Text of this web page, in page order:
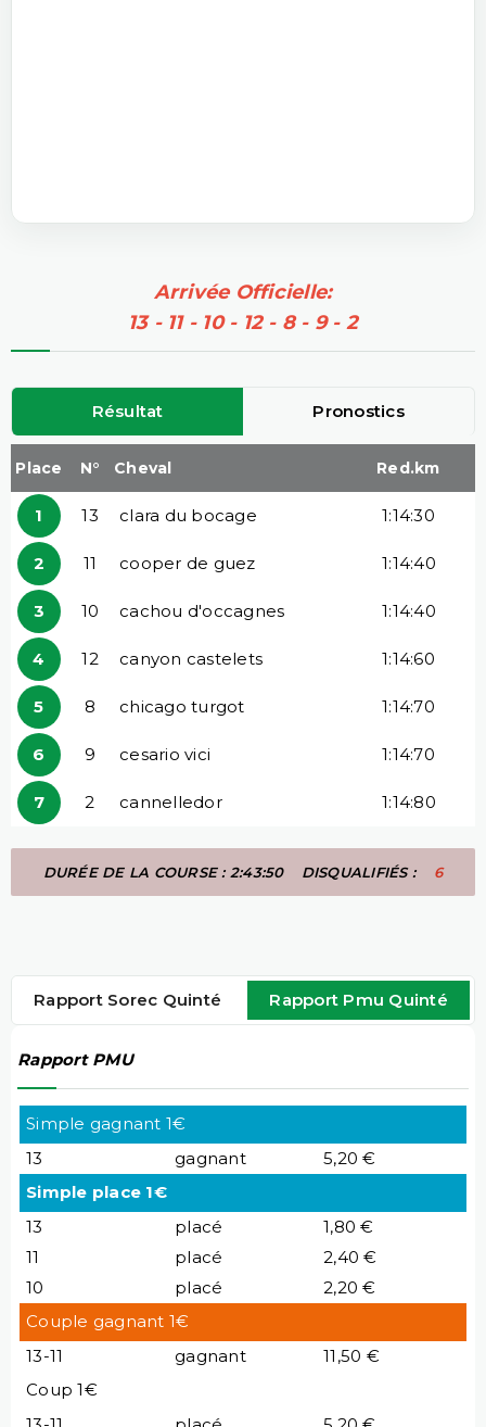
Arrivée Officielle:
13 - 11 - 10 - 12 - 8 - 9 - 2
Résultat Pronostics
Place N° Cheval Red.km
1 13 clara du bocage 1:14:30
2 11 cooper de guez 1:14:40
3 10 cachou d'occagnes 1:14:40
4 12 canyon castelets 1:14:60
5 8 chicago turgot 1:14:70
6 9 cesario vici 1:14:70
7 2 cannelledor 1:14:80
DURÉE DE LA COURSE : 2:43:50 DISQUALIFIÉS : 6
Rapport Sorec Quinté Rapport Pmu Quinté
Rapport PMU
Simple gagnant 1€
13
gagnant
5,20 €
Simple place 1€
13
placé
1,80 €
11
placé
2,40 €
10
placé
2,20 €
Couple gagnant 1€
13-11
gagnant
11,50 €
Coup 1€